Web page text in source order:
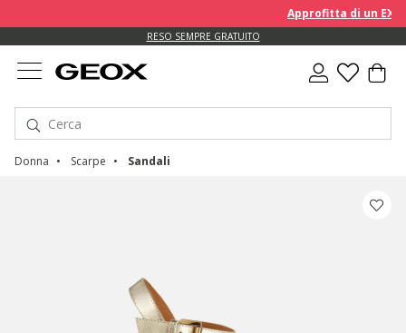
Approfitta di un
RESO SEMPRE GRATUITO
Donna Scarpe Sandali